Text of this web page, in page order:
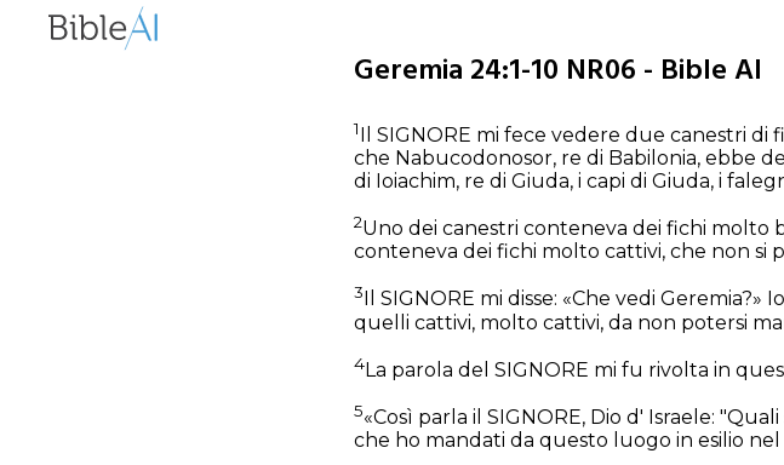
Geremia 24:1-10 NR06 - Bible AI
1Il SIGNORE mi fece vedere due canestri di
che Nabucodonosor, re di Babilonia, ebbe
di Ioiachim, re di Giuda, i capi di Giuda, i
2Uno dei canestri conteneva dei fichi molto
conteneva dei fichi molto cattivi, che non si
3
Il SIGNORE mi disse: «Che vedi
quelli cattivi, molto cattivi, da non potersi
4La parola del SIGNORE mi fu rivolta in
5«Così parla il SIGNORE, Dio d' Israele:
che ho mandati da questo luogo in esilio